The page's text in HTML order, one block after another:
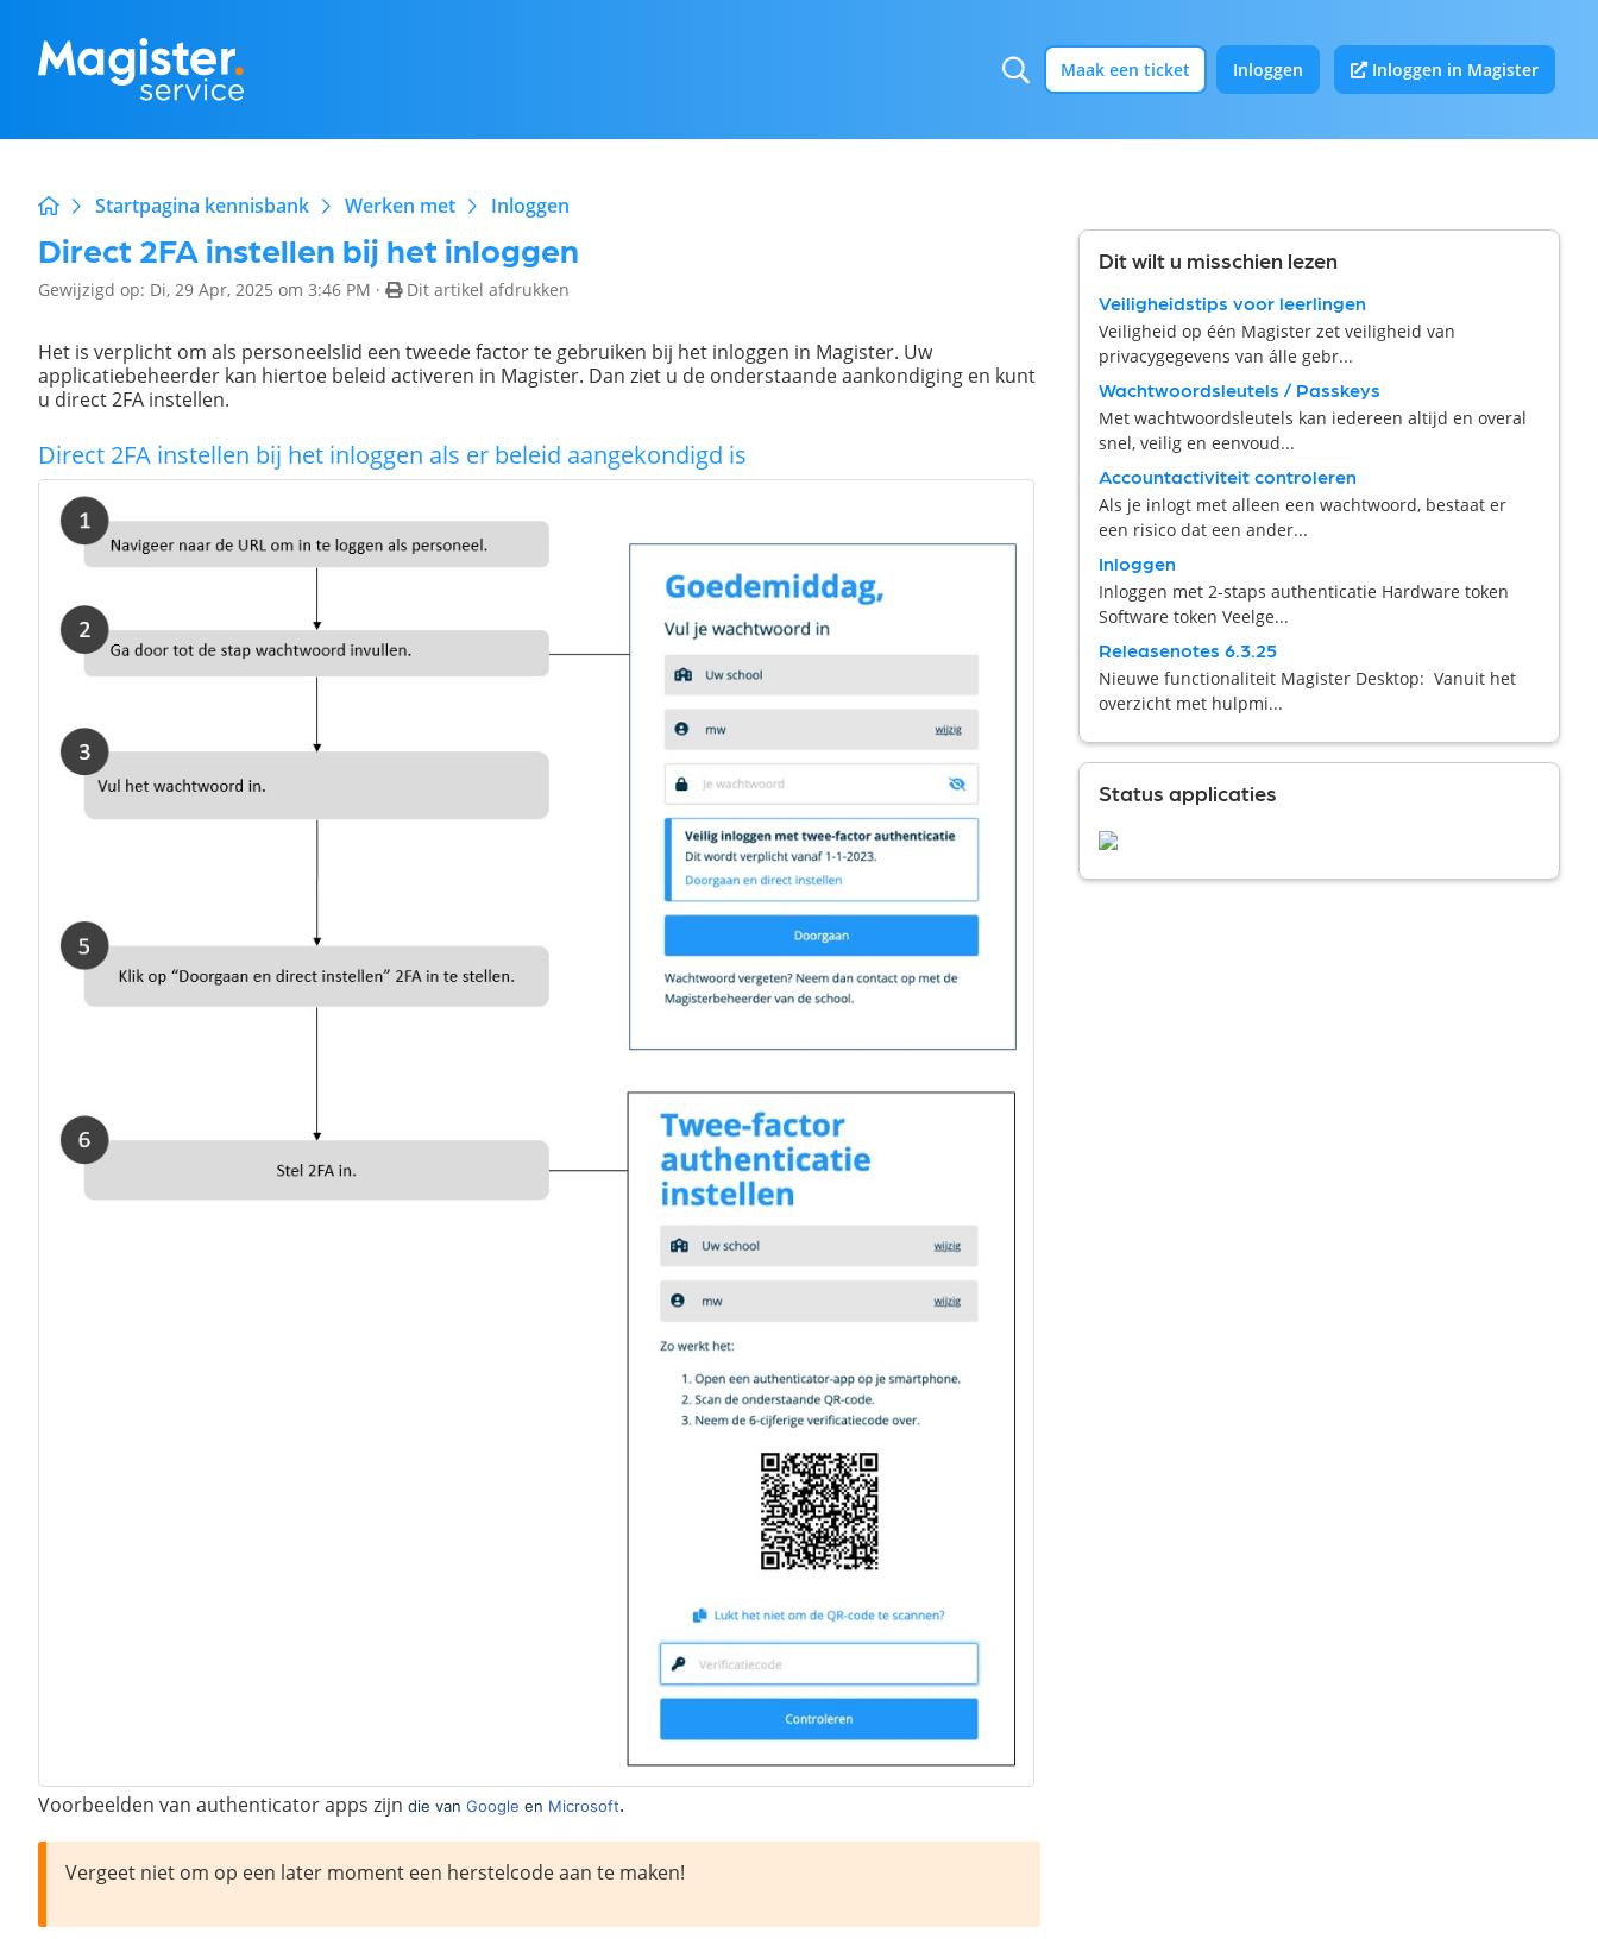
Maak een ticket Inloggen Inloggen in Magister
Startpagina kennisbank Werken met Inloggen
Direct 2FA instellen bij het inloggen
Gewijzigd op: Di, 29 Apr, 2025 om 3:46 PM · Dit artikel afdrukken
Het is verplicht om als personeelslid een tweede factor te gebruiken bij het inloggen in Magister. Uw
applicatiebeheerder kan hiertoe beleid activeren in Magister. Dan ziet u de onderstaande aankondiging en kunt
u direct 2FA instellen.
Direct 2FA instellen bij het inloggen als er beleid aangekondigd is
Voorbeelden van authenticator apps zijn die van Google en Microsoft.
Vergeet niet om op een later moment een herstelcode aan te maken!
Dit wilt u misschien lezen
Veiligheidstips voor leerlingen
Veiligheid op één Magister zet veiligheid van
privacygegevens van álle gebr...
Wachtwoordsleutels / Passkeys
Met wachtwoordsleutels kan iedereen altijd en overal
snel, veilig en eenvoud...
Accountactiviteit controleren
Als je inlogt met alleen een wachtwoord, bestaat er
een risico dat een ander...
Inloggen
Inloggen met 2-staps authenticatie Hardware token
Software token Veelge...
Releasenotes 6.3.25
Nieuwe functionaliteit Magister Desktop: Vanuit het
overzicht met hulpmi...
Status applicaties